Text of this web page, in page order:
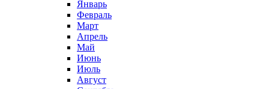
Январь
Февраль
Март
Апрель
Май
Июнь
Июль
Август